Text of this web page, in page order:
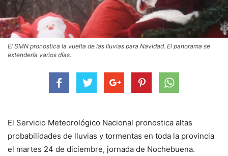
El SMN pronostica la vuelta de las lluvias para Navidad. El panorama se
extendería varios días.
El Servicio Meteorológico Nacional pronostica altas
probabilidades de lluvias y tormentas en toda la provincia
el martes 24 de diciembre, jornada de Nochebuena.